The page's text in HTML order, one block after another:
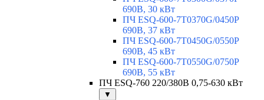
690В, 30 кВт
ПЧ ESQ-600-7T0370G/0450P
690В, 37 кВт
ПЧ ESQ-600-7T0450G/0550P
690В, 45 кВт
ПЧ ESQ-600-7T0550G/0750P
690В, 55 кВт
ПЧ ESQ-760 220/380В 0,75-630 кВт
▼